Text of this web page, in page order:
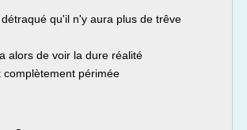
qu'il n'y aura plus de trêve
alors de voir la dure réalité
complètement périmée